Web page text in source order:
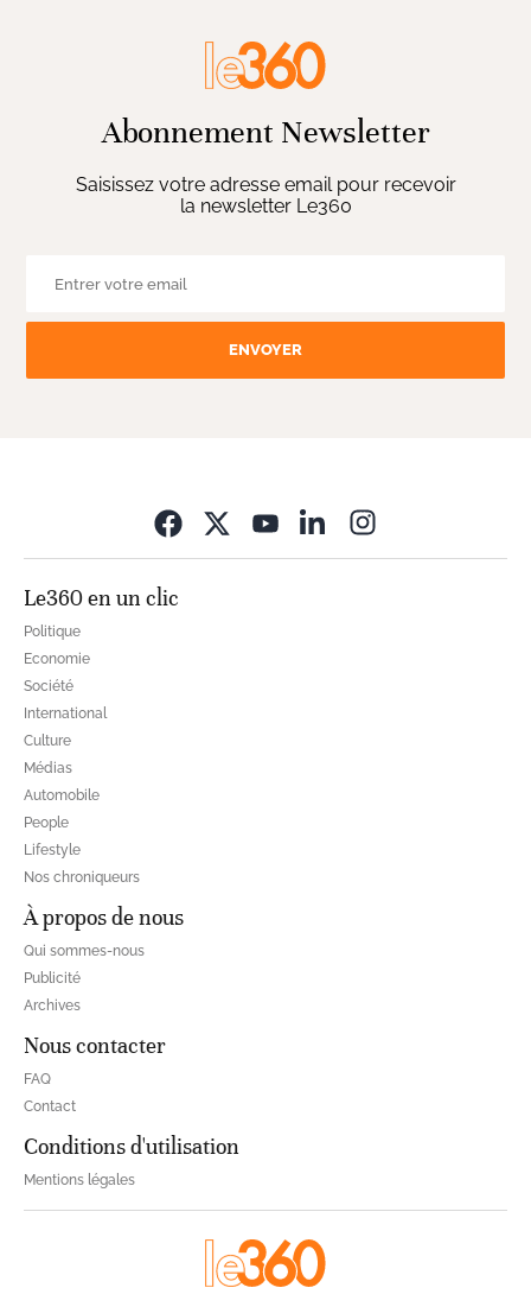
Abonnement Newsletter
Saisissez votre adresse email pour recevoir
la newsletter Le360
ENVOYER
Le360 en un clic
Politique
Economie
Société
International
Culture
Médias
Automobile
People
Lifestyle
Nos chroniqueurs
À propos de nous
Qui sommes-nous
Publicité
Archives
Nous contacter
FAQ
Contact
Conditions d'utilisation
Mentions légales